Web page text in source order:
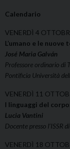
Calendario
VENERDÌ 4
L’umano e le
José Maria Galván
Professore ordinario di
Pontificia Università
VENERDÌ 11
I linguaggi del
Lucia Vantini
Docente presso l’ISSR
VENERDÌ 18